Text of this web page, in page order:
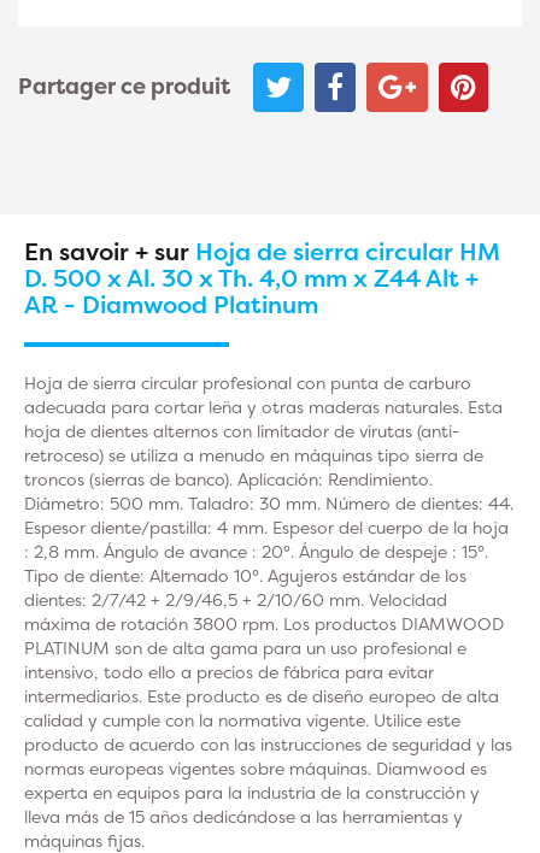
Partager ce produit
En savoir + sur Hoja de sierra circular HM
D. 500 x Al. 30 x Th. 4,0 mm x Z44 Alt +
AR - Diamwood Platinum
Hoja de sierra circular profesional con punta de carburo
adecuada para cortar leña y otras maderas naturales. Esta
hoja de dientes alternos con limitador de virutas (anti-
retroceso) se utiliza a menudo en máquinas tipo sierra de
troncos (sierras de banco). Aplicación: Rendimiento.
Diámetro: 500 mm. Taladro: 30 mm. Número de dientes: 44.
Espesor diente/pastilla: 4 mm. Espesor del cuerpo de la hoja
: 2,8 mm. Ángulo de avance : 20°. Ángulo de despeje : 15°.
Tipo de diente: Alternado 10°. Agujeros estándar de los
dientes: 2/7/42 + 2/9/46,5 + 2/10/60 mm. Velocidad
máxima de rotación 3800 rpm. Los productos DIAMWOOD
PLATINUM son de alta gama para un uso profesional e
intensivo, todo ello a precios de fábrica para evitar
intermediarios. Este producto es de diseño europeo de alta
calidad y cumple con la normativa vigente. Utilice este
producto de acuerdo con las instrucciones de seguridad y las
normas europeas vigentes sobre máquinas. Diamwood es
experta en equipos para la industria de la construcción y
lleva más de 15 años dedicándose a las herramientas y
máquinas fijas.